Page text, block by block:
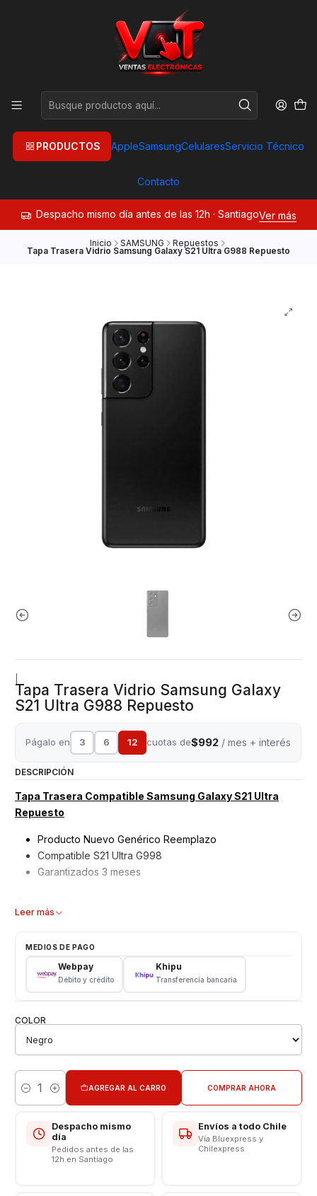
PRODUCTOS AppleSamsungCelularesServicio Técnico
Contacto
Despacho mismo día antes de las 12h · SantiagoVer más
Inicio SAMSUNG Repuestos
Tapa Trasera Vidrio Samsung Galaxy S21 Ultra G988 Repuesto
Tapa Trasera Vidrio Samsung Galaxy
S21 Ultra G988 Repuesto
Págalo en 3 6 12 cuotas de$992 / mes + interés
DESCRIPCIÓN
Tapa Trasera Compatible Samsung Galaxy S21 Ultra
Repuesto
Producto Nuevo Genérico Reemplazo
Compatible S21 Ultra G998
Garantizados 3 meses
Material Vidrio
En nuestra tienda contamos con técnicos expertos 👨‍💻👩‍💻
Te garantizamos un trabajo seguro, preciso y de calidad ✅,
Leer más
MEDIOS DE PAGO
Webpay
Débito y crédito
Khipu
Transferencia bancaria
COLOR
Cantidad
AGREGAR AL CARRO COMPRAR AHORA
Despacho mismo
día
Pedidos antes de las
12h en Santiago
Envíos a todo Chile
Vía Bluexpress y
Chilexpress